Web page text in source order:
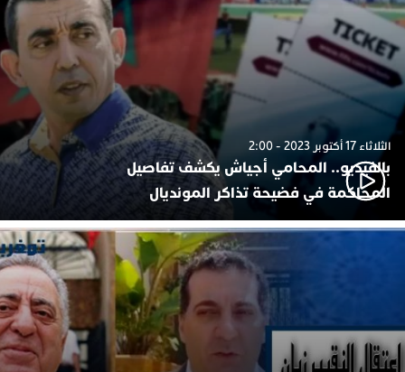
الثلاثاء 17 أكتوبر 2023 - 2:00
بالفيديو.. المحامي أجياش يكشف تفاصيل
المحاكمة في فضيحة تذاكر المونديال